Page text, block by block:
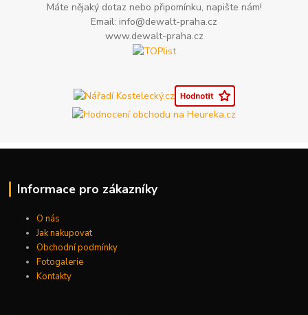
Máte nějaký dotaz nebo připomínku, napište nám!
Email: info@dewalt-praha.cz
www.dewalt-praha.cz
Informace pro zákazníky
O nás
Jak nakupovat
Obchodní podmínky
Fotogalerie
Kontakty